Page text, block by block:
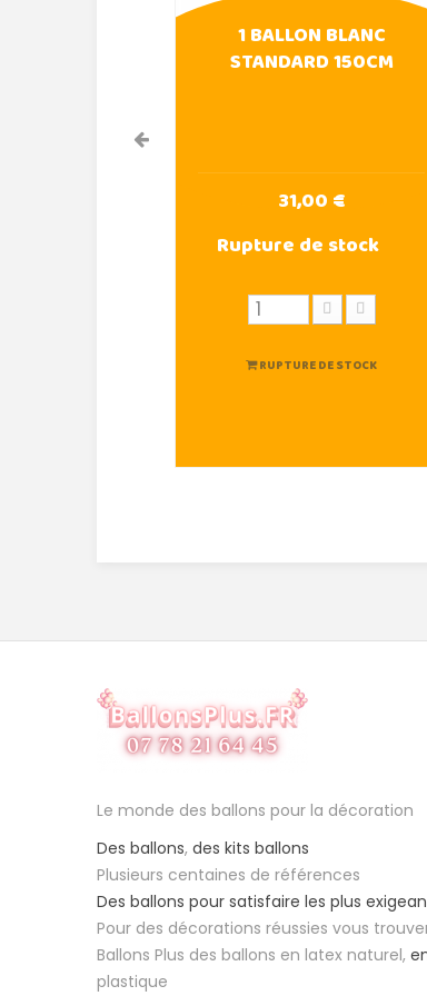
1 BALLON BLANC
STANDARD 150CM
31,00 €
Rupture de stock
RUPTURE DE STOCK
Le monde des ballons pour la décoration
Des ballons, des kits ballons
Plusieurs centaines de références
Des ballons pour satisfaire les plus
Pour des décorations réussies vous
Ballons Plus des ballons en latex naturel,
plastique